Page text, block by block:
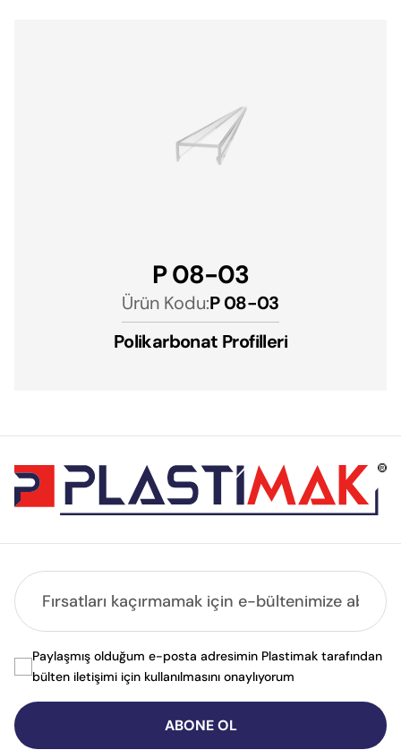
P 08-03
Ürün Kodu:P 08-03
Polikarbonat Profilleri
ABONE OL
Paylaşmış olduğum e-posta adresimin Plastimak tarafından
bülten iletişimi için kullanılmasını onaylıyorum